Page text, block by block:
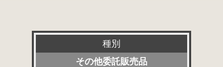
種別
その他委託販売品